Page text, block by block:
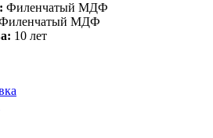
Филенчатый МДФ
МДФ
10 лет